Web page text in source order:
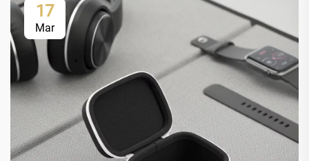
17
Mar